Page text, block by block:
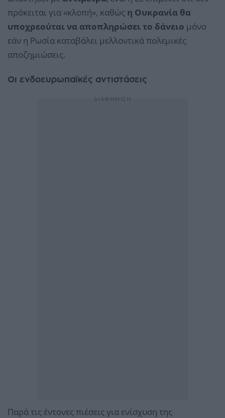
πρόκειται για «κλοπή», καθώς η Ουκρανία θα
υποχρεούται να αποπληρώσει το δάνειο μόνο
εάν η Ρωσία καταβάλει μελλοντικά πολεμικές
αποζημιώσεις.
Οι ενδοευρωπαϊκές αντιστάσεις
Παρά τις έντονες πιέσεις για ενίσχυση της